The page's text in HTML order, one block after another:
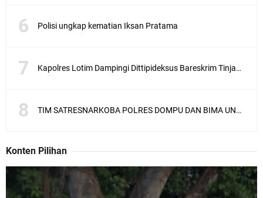
Polisi ungkap kematian Iksan Pratama
Kapolres Lotim Dampingi Dittipideksus Bareskrim Tinjau Sentra Bawah Putih Sembalun
TIM SATRESNARKOBA POLRES DOMPU DAN BIMA UNGKAP KASUS NARKOBA VIA JASA PENGIRIMAN BARANG JNE
Konten Pilihan